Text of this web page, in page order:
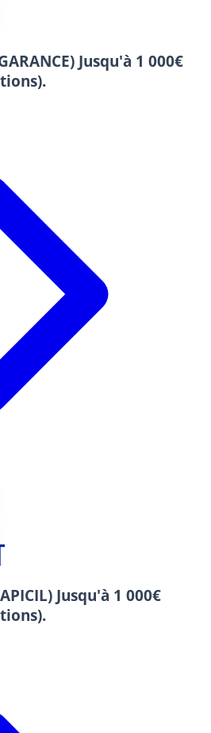
Jusqu'à 1 000€
Jusqu'à 1 000€